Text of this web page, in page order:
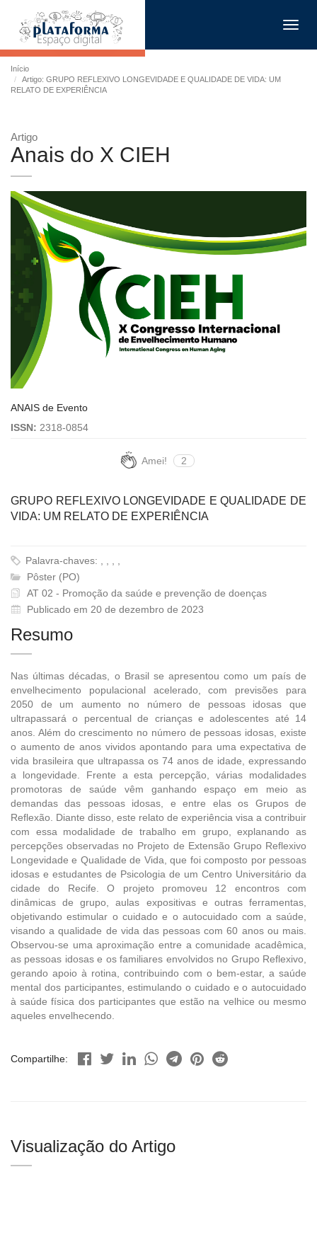
Início
Artigo: GRUPO REFLEXIVO LONGEVIDADE E QUALIDADE DE VIDA: UM
RELATO DE EXPERIÊNCIA
Artigo
Anais do X CIEH
ANAIS de Evento
ISSN: 2318-0854
Amei! 2
GRUPO REFLEXIVO LONGEVIDADE E QUALIDADE DE
VIDA: UM RELATO DE EXPERIÊNCIA
Palavra-chaves: , , , ,
Pôster (PO)
AT 02 - Promoção da saúde e prevenção de doenças
Publicado em 20 de dezembro de 2023
Resumo
Nas últimas décadas, o Brasil se apresentou como um país de
envelhecimento populacional acelerado, com previsões para
2050 de um aumento no número de pessoas idosas que
ultrapassará o percentual de crianças e adolescentes até 14
anos. Além do crescimento no número de pessoas idosas, existe
o aumento de anos vividos apontando para uma expectativa de
vida brasileira que ultrapassa os 74 anos de idade, expressando
a longevidade. Frente a esta percepção, várias modalidades
promotoras de saúde vêm ganhando espaço em meio as
demandas das pessoas idosas, e entre elas os Grupos de
Reflexão. Diante disso, este relato de experiência visa a contribuir
com essa modalidade de trabalho em grupo, explanando as
percepções observadas no Projeto de Extensão Grupo Reflexivo
Longevidade e Qualidade de Vida, que foi composto por pessoas
idosas e estudantes de Psicologia de um Centro Universitário da
cidade do Recife. O projeto promoveu 12 encontros com
dinâmicas de grupo, aulas expositivas e outras ferramentas,
objetivando estimular o cuidado e o autocuidado com a saúde,
visando a qualidade de vida das pessoas com 60 anos ou mais.
Observou-se uma aproximação entre a comunidade acadêmica,
as pessoas idosas e os familiares envolvidos no Grupo Reflexivo,
gerando apoio à rotina, contribuindo com o bem-estar, a saúde
mental dos participantes, estimulando o cuidado e o autocuidado
à saúde física dos participantes que estão na velhice ou mesmo
aqueles envelhecendo.
Compartilhe:
Visualização do Artigo